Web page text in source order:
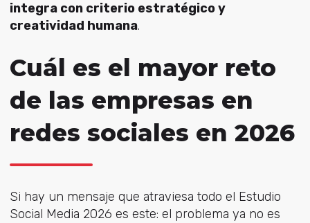
integra con criterio estratégico y
creatividad humana.
Cuál es el mayor reto
de las empresas en
redes sociales en 2026
Si hay un mensaje que atraviesa todo el Estudio
Social Media 2026 es este: el problema ya no es